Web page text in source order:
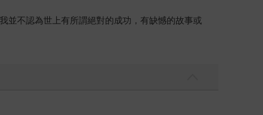
並不認為世上有所謂絕對的成功，有缺憾的故事或